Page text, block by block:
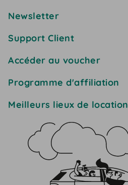
Newsletter
Support Client
Accéder au voucher
Programme d'affiliation
Meilleurs lieux de location